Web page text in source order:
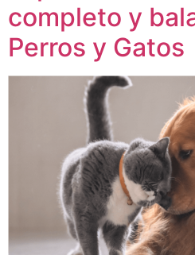
completo y
Perros y Gatos